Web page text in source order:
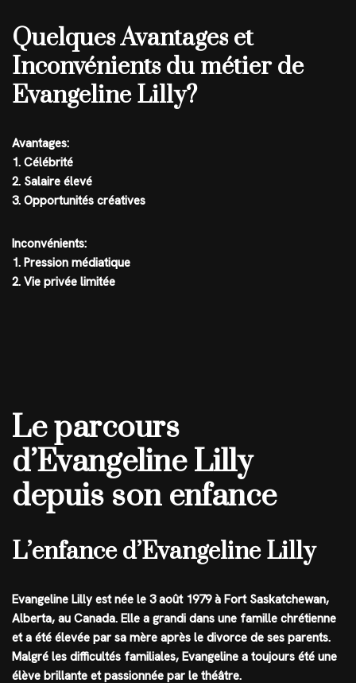
Quelques Avantages et
Inconvénients du métier de
Evangeline Lilly?
Avantages:
1. Célébrité
2. Salaire élevé
3. Opportunités créatives
Inconvénients:
1. Pression médiatique
2. Vie privée limitée
Le parcours
d’Evangeline Lilly
depuis son enfance
L’enfance d’Evangeline Lilly
Evangeline Lilly est née le 3 août 1979 à Fort Saskatchewan,
Alberta, au Canada. Elle a grandi dans une famille chrétienne
et a été élevée par sa mère après le divorce de ses parents.
Malgré les difficultés familiales, Evangeline a toujours été une
élève brillante et passionnée par le théâtre.